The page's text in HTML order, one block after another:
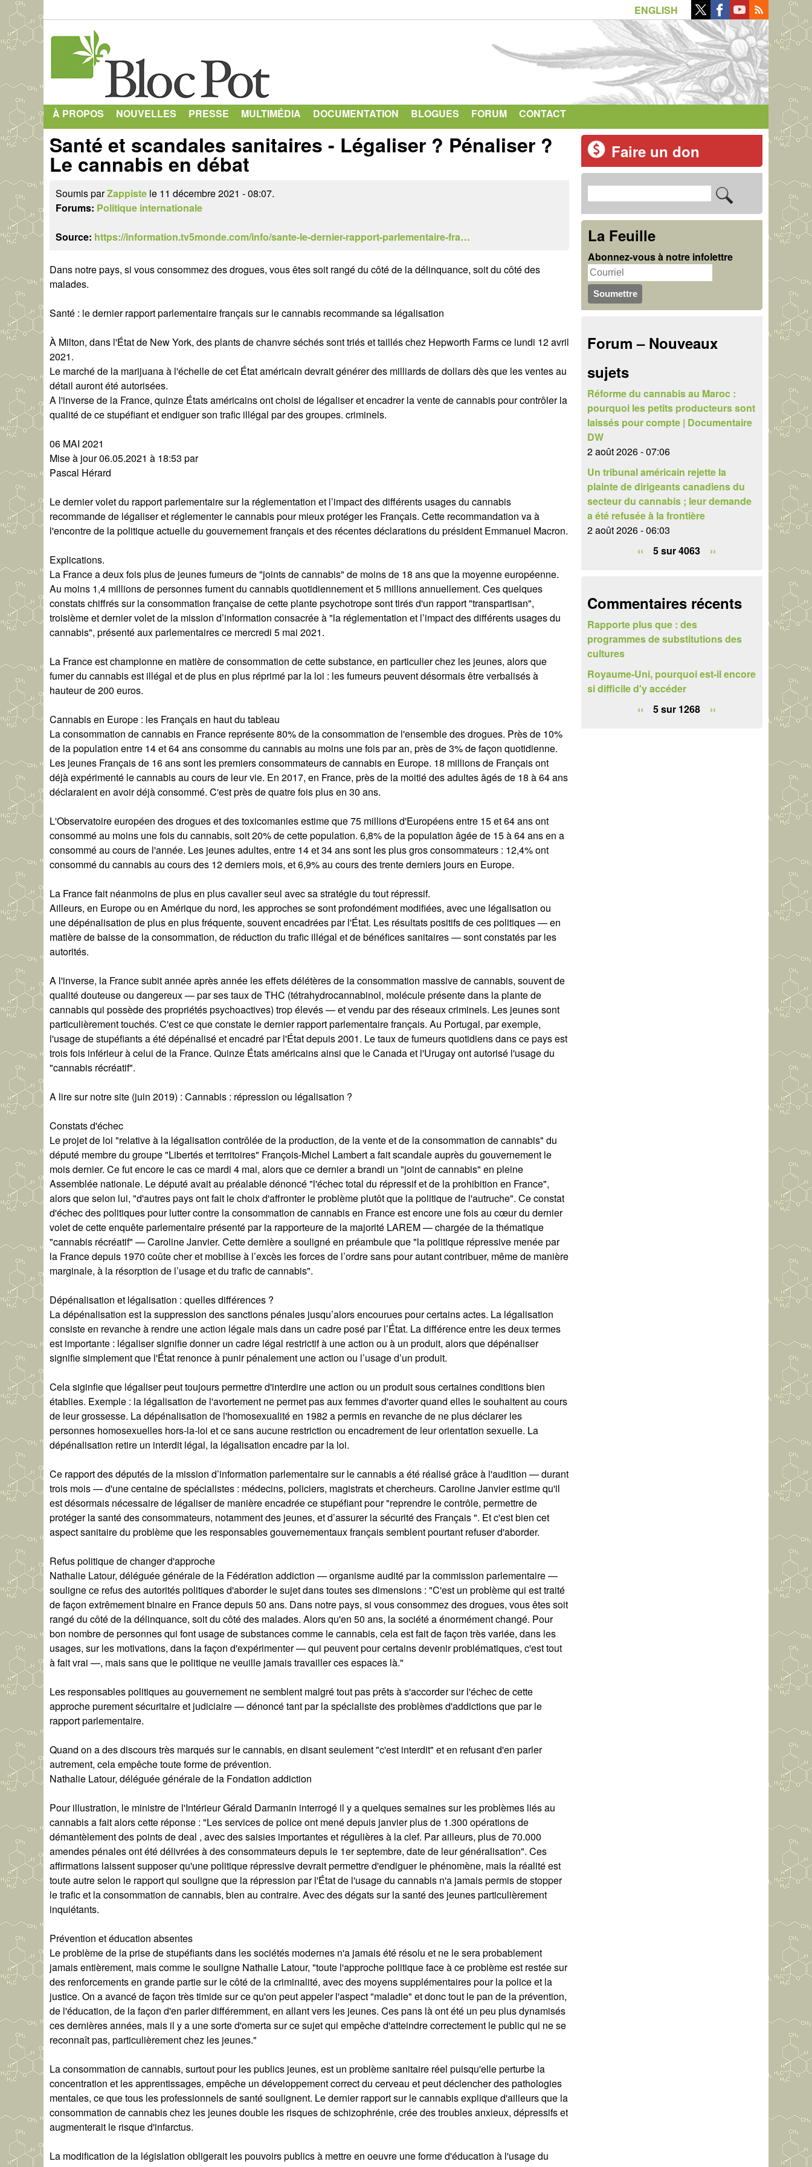
ENGLISH
À PROPOS NOUVELLES PRESSE MULTIMÉDIA DOCUMENTATION BLOGUES FORUM CONTACT
Santé et scandales sanitaires - Légaliser ? Pénaliser ?
Le cannabis en débat
Soumis parZappiste le 11 décembre 2021 - 08:07.
Forums: Politique internationale
Source: https://information.tv5monde.com/info/sante-le-dernier-rapport-parlementaire-fra…
Dans notre pays, si vous consommez des drogues, vous êtes soit rangé du côté de la délinquance, soit du côté des
malades.
Santé : le dernier rapport parlementaire français sur le cannabis recommande sa légalisation
À Milton, dans l'État de New York, des plants de chanvre séchés sont triés et taillés chez Hepworth Farms ce lundi 12 avril
2021.
Le marché de la marijuana à l'échelle de cet État américain devrait générer des milliards de dollars dès que les ventes au
détail auront été autorisées.
A l'inverse de la France, quinze États américains ont choisi de légaliser et encadrer la vente de cannabis pour contrôler la
qualité de ce stupéfiant et endiguer son trafic illégal par des groupes. criminels.
06 MAI 2021
Mise à jour 06.05.2021 à 18:53 par
Pascal Hérard
Le dernier volet du rapport parlementaire sur la réglementation et l’impact des différents usages du cannabis
recommande de légaliser et réglementer le cannabis pour mieux protéger les Français. Cette recommandation va à
l'encontre de la politique actuelle du gouvernement français et des récentes déclarations du président Emmanuel Macron.
Explications.
La France a deux fois plus de jeunes fumeurs de "joints de cannabis" de moins de 18 ans que la moyenne européenne.
Au moins 1,4 millions de personnes fument du cannabis quotidiennement et 5 millions annuellement. Ces quelques
constats chiffrés sur la consommation française de cette plante psychotrope sont tirés d'un rapport "transpartisan",
troisième et dernier volet de la mission d’information consacrée à "la réglementation et l’impact des différents usages du
cannabis", présenté aux parlementaires ce mercredi 5 mai 2021.
La France est championne en matière de consommation de cette substance, en particulier chez les jeunes, alors que
fumer du cannabis est illégal et de plus en plus réprimé par la loi : les fumeurs peuvent désormais être verbalisés à
hauteur de 200 euros.
Cannabis en Europe : les Français en haut du tableau
La consommation de cannabis en France représente 80% de la consommation de l'ensemble des drogues. Près de 10%
de la population entre 14 et 64 ans consomme du cannabis au moins une fois par an, près de 3% de façon quotidienne.
Les jeunes Français de 16 ans sont les premiers consommateurs de cannabis en Europe. 18 millions de Français ont
déjà expérimenté le cannabis au cours de leur vie. En 2017, en France, près de la moitié des adultes âgés de 18 à 64 ans
déclaraient en avoir déjà consommé. C'est près de quatre fois plus en 30 ans.
L'Observatoire européen des drogues et des toxicomanies estime que 75 millions d'Européens entre 15 et 64 ans ont
consommé au moins une fois du cannabis, soit 20% de cette population. 6,8% de la population âgée de 15 à 64 ans en a
consommé au cours de l'année. Les jeunes adultes, entre 14 et 34 ans sont les plus gros consommateurs : 12,4% ont
consommé du cannabis au cours des 12 derniers mois, et 6,9% au cours des trente derniers jours en Europe.
La France fait néanmoins de plus en plus cavalier seul avec sa stratégie du tout répressif.
Ailleurs, en Europe ou en Amérique du nord, les approches se sont profondément modifiées, avec une légalisation ou
une dépénalisation de plus en plus fréquente, souvent encadrées par l'État. Les résultats positifs de ces politiques — en
matière de baisse de la consommation, de réduction du trafic illégal et de bénéfices sanitaires — sont constatés par les
autorités.
A l'inverse, la France subit année après année les effets délétères de la consommation massive de cannabis, souvent de
qualité douteuse ou dangereux — par ses taux de THC (tétrahydrocannabinol, molécule présente dans la plante de
cannabis qui possède des propriétés psychoactives) trop élevés — et vendu par des réseaux criminels. Les jeunes sont
particulièrement touchés. C'est ce que constate le dernier rapport parlementaire français. Au Portugal, par exemple,
l'usage de stupéfiants a été dépénalisé et encadré par l'État depuis 2001. Le taux de fumeurs quotidiens dans ce pays est
trois fois inférieur à celui de la France. Quinze États américains ainsi que le Canada et l'Urugay ont autorisé l'usage du
"cannabis récréatif".
A lire sur notre site (juin 2019) : Cannabis : répression ou légalisation ?
Constats d'échec
Le projet de loi "relative à la légalisation contrôlée de la production, de la vente et de la consommation de cannabis" du
député membre du groupe "Libertés et territoires" François-Michel Lambert a fait scandale auprès du gouvernement le
mois dernier. Ce fut encore le cas ce mardi 4 mai, alors que ce dernier a brandi un "joint de cannabis" en pleine
Assemblée nationale. Le député avait au préalable dénoncé "l'échec total du répressif et de la prohibition en France",
alors que selon lui, "d'autres pays ont fait le choix d'affronter le problème plutôt que la politique de l'autruche". Ce constat
d'échec des politiques pour lutter contre la consommation de cannabis en France est encore une fois au cœur du dernier
volet de cette enquête parlementaire présenté par la rapporteure de la majorité LAREM — chargée de la thématique
"cannabis récréatif" — Caroline Janvier. Cette dernière a souligné en préambule que "la politique répressive menée par
la France depuis 1970 coûte cher et mobilise à l’excès les forces de l’ordre sans pour autant contribuer, même de manière
marginale, à la résorption de l’usage et du trafic de cannabis".
Dépénalisation et légalisation : quelles différences ?
La dépénalisation est la suppression des sanctions pénales jusqu’alors encourues pour certains actes. La légalisation
consiste en revanche à rendre une action légale mais dans un cadre posé par l’État. La différence entre les deux termes
est importante : légaliser signifie donner un cadre légal restrictif à une action ou à un produit, alors que dépénaliser
signifie simplement que l'État renonce à punir pénalement une action ou l’usage d’un produit.
Cela siginfie que légaliser peut toujours permettre d'interdire une action ou un produit sous certaines conditions bien
établies. Exemple : la légalisation de l'avortement ne permet pas aux femmes d'avorter quand elles le souhaitent au cours
de leur grossesse. La dépénalisation de l'homosexualité en 1982 a permis en revanche de ne plus déclarer les
personnes homosexuelles hors-la-loi et ce sans aucune restriction ou encadrement de leur orientation sexuelle. La
dépénalisation retire un interdit légal, la légalisation encadre par la loi.
Ce rapport des députés de la mission d’information parlementaire sur le cannabis a été réalisé grâce à l'audition — durant
trois mois — d'une centaine de spécialistes : médecins, policiers, magistrats et chercheurs. Caroline Janvier estime qu'il
est désormais nécessaire de légaliser de manière encadrée ce stupéfiant pour "reprendre le contrôle, permettre de
protéger la santé des consommateurs, notamment des jeunes, et d’assurer la sécurité des Français ". Et c'est bien cet
aspect sanitaire du problème que les responsables gouvernementaux français semblent pourtant refuser d'aborder.
Refus politique de changer d'approche
Nathalie Latour, déléguée générale de la Fédération addiction — organisme audité par la commission parlementaire —
souligne ce refus des autorités politiques d'aborder le sujet dans toutes ses dimensions : "C'est un problème qui est traité
de façon extrêmement binaire en France depuis 50 ans. Dans notre pays, si vous consommez des drogues, vous êtes soit
rangé du côté de la délinquance, soit du côté des malades. Alors qu'en 50 ans, la société a énormément changé. Pour
bon nombre de personnes qui font usage de substances comme le cannabis, cela est fait de façon très variée, dans les
usages, sur les motivations, dans la façon d'expérimenter — qui peuvent pour certains devenir problématiques, c'est tout
à fait vrai —, mais sans que le politique ne veuille jamais travailler ces espaces là."
Les responsables politiques au gouvernement ne semblent malgré tout pas prêts à s'accorder sur l'échec de cette
approche purement sécuritaire et judiciaire — dénoncé tant par la spécialiste des problèmes d'addictions que par le
rapport parlementaire.
Quand on a des discours très marqués sur le cannabis, en disant seulement "c'est interdit" et en refusant d'en parler
autrement, cela empêche toute forme de prévention.
Nathalie Latour, déléguée générale de la Fondation addiction
Pour illustration, le ministre de l'Intérieur Gérald Darmanin interrogé il y a quelques semaines sur les problèmes liés au
cannabis a fait alors cette réponse : "Les services de police ont mené depuis janvier plus de 1.300 opérations de
démantèlement des points de deal , avec des saisies importantes et régulières à la clef. Par ailleurs, plus de 70.000
amendes pénales ont été délivrées à des consommateurs depuis le 1er septembre, date de leur généralisation". Ces
affirmations laissent supposer qu'une politique répressive devrait permettre d'endiguer le phénomène, mais la réalité est
toute autre selon le rapport qui souligne que la répression par l'État de l'usage du cannabis n'a jamais permis de stopper
le trafic et la consommation de cannabis, bien au contraire. Avec des dégats sur la santé des jeunes particulièrement
inquiétants.
Prévention et éducation absentes
Le problème de la prise de stupéfiants dans les sociétés modernes n'a jamais été résolu et ne le sera probablement
jamais entièrement, mais comme le souligne Nathalie Latour, "toute l'approche politique face à ce problème est restée sur
des renforcements en grande partie sur le côté de la criminalité, avec des moyens supplémentaires pour la police et la
justice. On a avancé de façon très timide sur ce qu'on peut appeler l'aspect "maladie" et donc tout le pan de la prévention,
de l'éducation, de la façon d'en parler différemment, en allant vers les jeunes. Ces pans là ont été un peu plus dynamisés
ces dernières années, mais il y a une sorte d'omerta sur ce sujet qui empêche d'atteindre correctement le public qui ne se
reconnaît pas, particulièrement chez les jeunes."
La consommation de cannabis, surtout pour les publics jeunes, est un problème sanitaire réel puisqu'elle perturbe la
concentration et les apprentissages, empêche un développement correct du cerveau et peut déclencher des pathologies
mentales, ce que tous les professionnels de santé soulignent. Le dernier rapport sur le cannabis explique d'ailleurs que la
consommation de cannabis chez les jeunes double les risques de schizophrénie, crée des troubles anxieux, dépressifs et
augmenterait le risque d'infarctus.
La modification de la législation obligerait les pouvoirs publics à mettre en oeuvre une forme d'éducation à l'usage du
Faire un don
F
o
r
m
u
l
i
r
e
d
e
r
e
c
h
h
e
e
c
h
e
r
c
e
La Feuille
Abonnez-vous à notre infolettre
Forum – Nouveaux
sujets
Réforme du cannabis au Maroc :
pourquoi les petits producteurs sont
laissés pour compte | Documentaire
DW
2 août 2026 - 07:06
Un tribunal américain rejette la
plainte de dirigeants canadiens du
secteur du cannabis ; leur demande
a été refusée à la frontière
2 août 2026 - 06:03
‹‹
5 sur 4063 ››
Commentaires récents
Rapporte plus que : des
programmes de substitutions des
cultures
Royaume-Uni, pourquoi est-il encore
si difficile d'y accéder
‹‹
5 sur 1268 ››